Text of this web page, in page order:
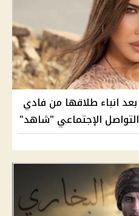
انباء طلاقها من فادي
الإجتماعي "شاهد"